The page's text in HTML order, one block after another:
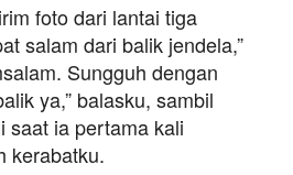
foto dari lantai tiga
salam dari balik jendela,”
Sungguh dengan
ya,” balasku, sambil
saat ia pertama kali
kerabatku.